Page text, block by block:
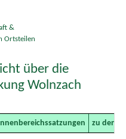
&
Ortsteilen
über die
Wolnzach
zu den